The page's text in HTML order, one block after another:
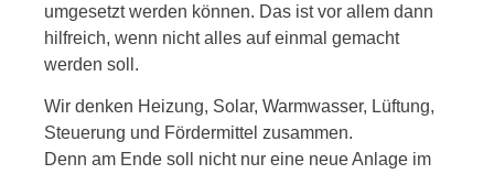
umgesetzt werden können. Das ist vor allem dann
hilfreich, wenn nicht alles auf einmal gemacht
werden soll.
Wir denken Heizung, Solar, Warmwasser, Lüftung,
Steuerung und Fördermittel zusammen.
Denn am Ende soll nicht nur eine neue Anlage im